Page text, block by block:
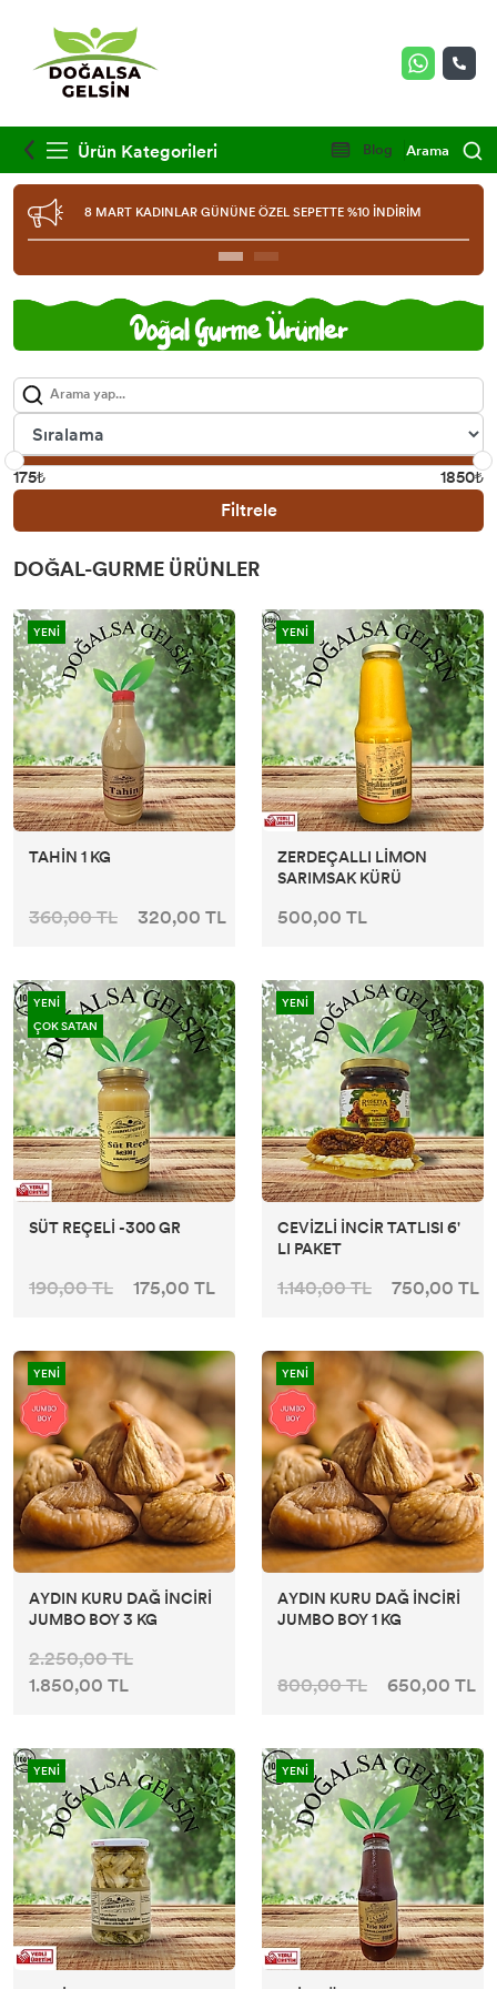
Ürün Kategorileri Blog Arama
2000TL ve ÜZERİ ALIŞVERİŞLERİNİZDE KARGO ÜCRETSİZDİR
175₺ 1850₺
Filtrele
DOĞAL-GURME ÜRÜNLER
YENİ
TAHİN 1 KG
360,00 TL 320,00 TL
YENİ
ZERDEÇALLI LİMON
SARIMSAK KÜRÜ
500,00 TL
YENİ
ÇOK SATAN
SÜT REÇELİ -300 GR
190,00 TL 175,00 TL
YENİ
CEVİZLİ İNCİR TATLISI 6'
LI PAKET
1.140,00 TL 750,00 TL
YENİ
AYDIN KURU DAĞ İNCİRİ
JUMBO BOY 3 KG
2.250,00 TL
1.850,00 TL
YENİ
AYDIN KURU DAĞ İNCİRİ
JUMBO BOY 1 KG
800,00 TL 650,00 TL
YENİ YENİ